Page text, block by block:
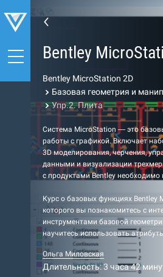
Bentley
Bentley MicroStation 2D
Базовая геометрия и
Упр.2. Плита
Система MicroStation — это
работы с графикой. Включает
3D моделирования, черчения,
данными и визуализации
с продуктами Bentley
Курс о базовых функциях Bentley
которого вы познакомитесь с
инструментами базовой
научитесь использовать
Ольга Миловская
Длительность: 3 часа 42